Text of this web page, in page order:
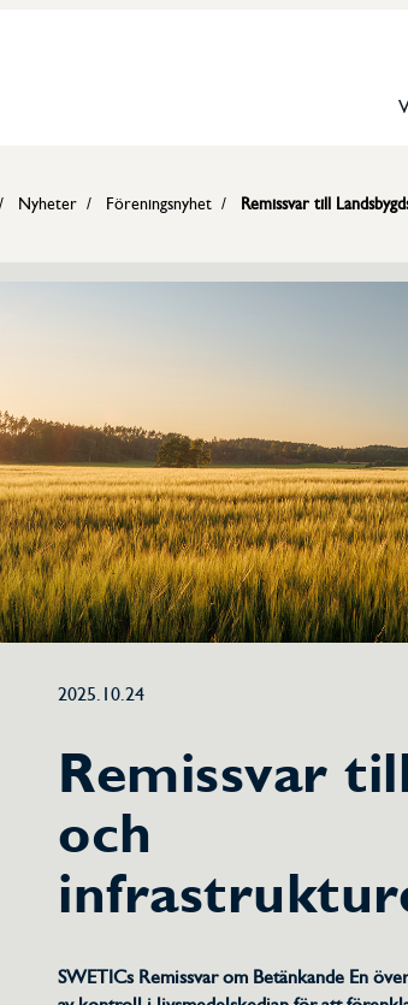
Nyheter Föreningsnyhet Remissvar till Landsbygds-
2025.10.24
Remissvar
och
SWETICs Remissvar om Betänkande En